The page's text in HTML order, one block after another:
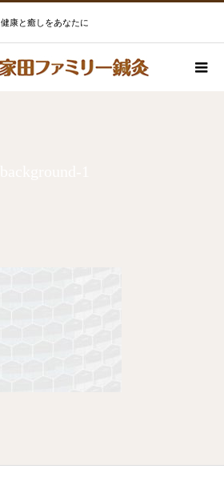
健康と癒しをあなたに